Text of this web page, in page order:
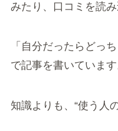
みたり、口コミを読
「自分だったらどっ
で記事を書いています
知識よりも、“使う人